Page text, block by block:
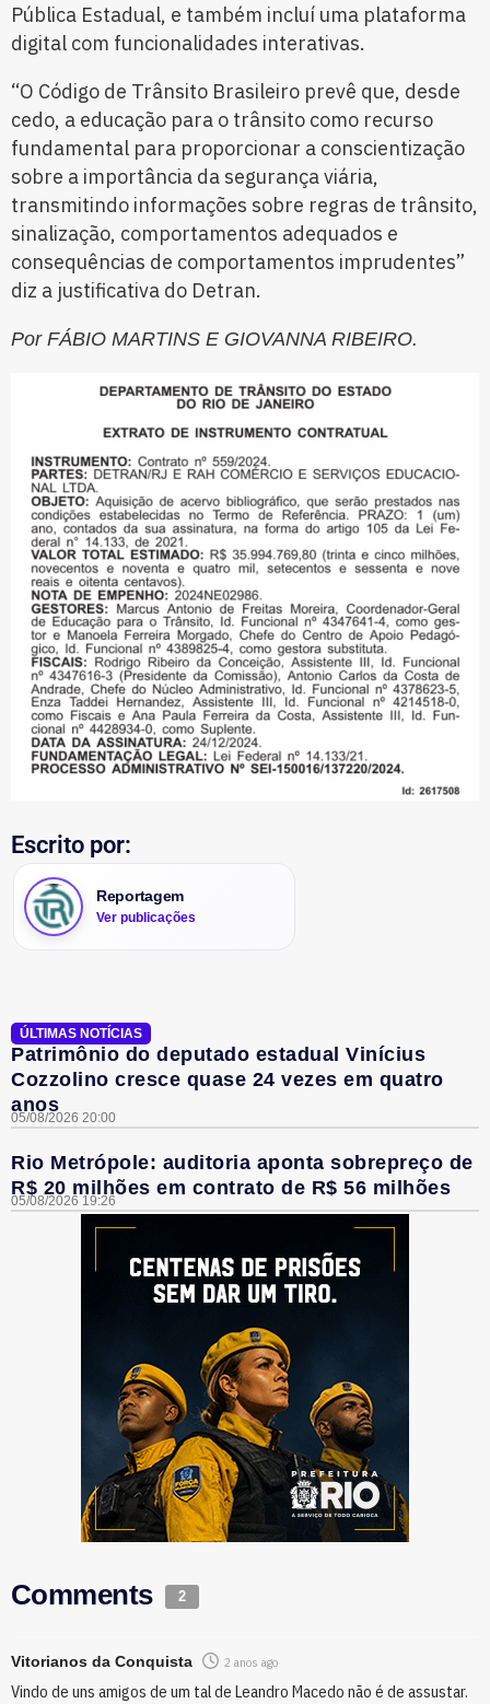
Pública Estadual, e também incluí uma plataforma
digital com funcionalidades interativas.
“O Código de Trânsito Brasileiro prevê que, desde
cedo, a educação para o trânsito como recurso
fundamental para proporcionar a conscientização
sobre a importância da segurança viária,
transmitindo informações sobre regras de trânsito,
sinalização, comportamentos adequados e
consequências de comportamentos imprudentes”
diz a justificativa do Detran.
Por FÁBIO MARTINS E GIOVANNA RIBEIRO.
Escrito por:
Reportagem
Ver publicações
ÚLTIMAS NOTÍCIAS
Patrimônio do deputado estadual Vinícius
Cozzolino cresce quase 24 vezes em quatro
anos
05/08/2026 20:00
Rio Metrópole: auditoria aponta sobrepreço de
R$ 20 milhões em contrato de R$ 56 milhões
05/08/2026 19:26
Comments 2
Vitorianos da Conquista 2 anos ago
Vindo de uns amigos de um tal de Leandro Macedo não é de assustar.